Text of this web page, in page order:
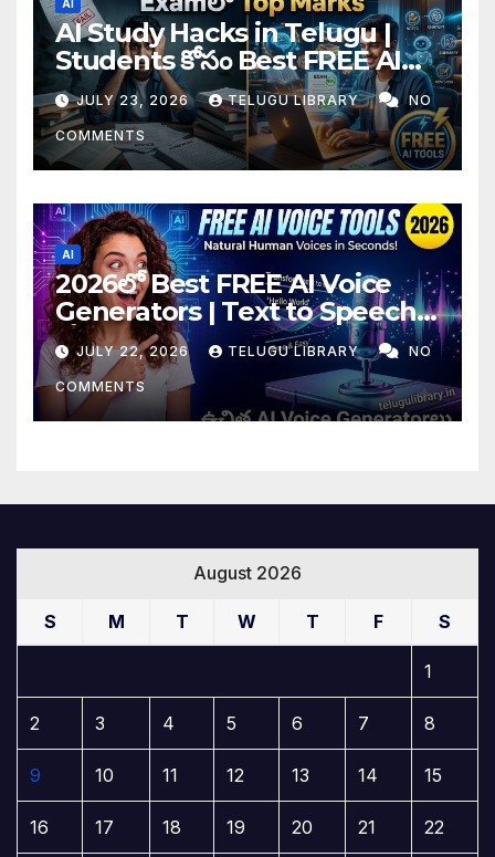
AI
AI Study Hacks in Telugu |
Students కోసం Best FREE AI
Tools & Smart Study Tips
(2026)
JULY 23, 2026 TELUGU LIBRARY NO
COMMENTS
AI
2026లో Best FREE AI Voice
Generators | Text to Speech
కోసం Top 4 AI Tools
JULY 22, 2026 TELUGU LIBRARY NO
COMMENTS
August 2026
S M T W T F S
1
2 3 4 5 6 7 8
9 10 11 12 13 14 15
16 17 18 19 20 21 22